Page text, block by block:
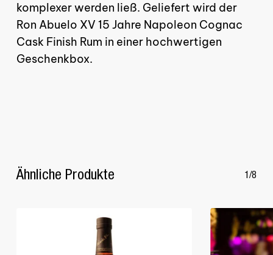
GO TO SHOP
komplexer werden ließ. Geliefert wird der
Ron Abuelo XV 15 Jahre Napoleon Cognac
Cask Finish Rum in einer hochwertigen
Geschenkbox.
Ähnliche Produkte 1/8